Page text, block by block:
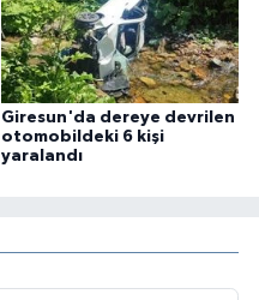
Giresun'da dereye devrilen
otomobildeki 6 kişi
yaralandı